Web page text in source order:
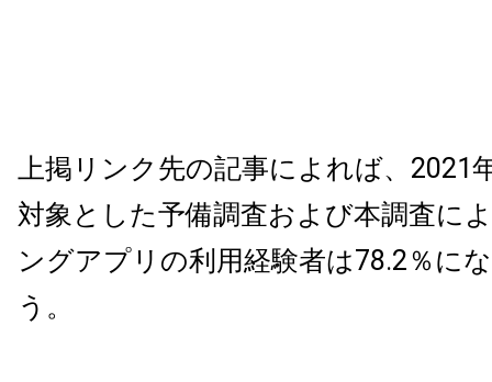
上掲リンク先の記事によれば、2021
対象とした予備調査および本調査に
ングアプリの利用経験者は78.2％に
う。